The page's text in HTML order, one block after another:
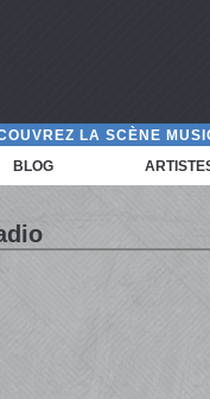
LA SCÈNE
BLOG